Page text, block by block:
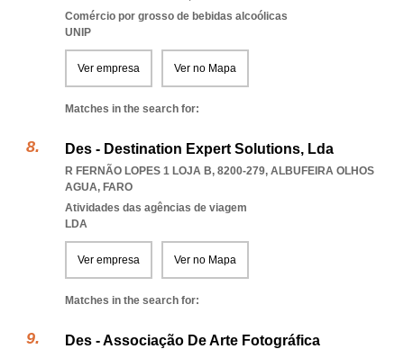
Comércio por grosso de bebidas alcoólicas
UNIP
Ver empresa Ver no Mapa
Matches in the search for:
Des - Destination Expert Solutions, Lda
R FERNÃO LOPES 1 LOJA B, 8200-279, ALBUFEIRA OLHOS
AGUA, FARO
Atividades das agências de viagem
LDA
Ver empresa Ver no Mapa
Matches in the search for:
Des - Associação De Arte Fotográfica